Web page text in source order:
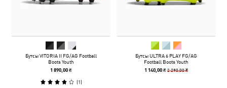
Бутсы VITORIA II FG/AG Football
Boots Youth
1 890,00 ₴
(1)
Бутсы ULTRA 6 PLAY FG/AG
Football Boots Youth
1 140,00 ₴2 290,00 ₴